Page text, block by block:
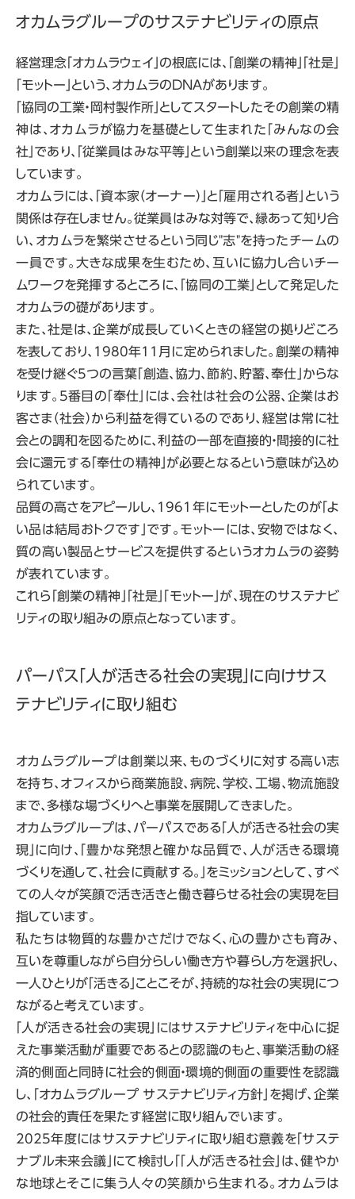
オカムラグループのサステナビリティの原点
経営理念「オカムラウェイ」の根底には、「創業の精神」「社是」
「モットー」という、オカムラのDNAがあります。
「協同の工業・岡村製作所」としてスタートしたその創業の精
神は、オカムラが協力を基礎として生まれた「みんなの会
社」であり、「従業員はみな平等」という創業以来の理念を表
しています。
オカムラには、「資本家（オーナー）」と「雇用される者」という
関係は存在しません。従業員はみな対等で、縁あって知り合
い、オカムラを繁栄させるという同じ"志"を持ったチームの
一員です。大きな成果を生むため、互いに協力し合いチー
ムワークを発揮するところに、「協同の工業」として発足した
オカムラの礎があります。
また、社是は、企業が成長していくときの経営の拠りどころ
を表しており、1980年11月に定められました。創業の精神
を受け継ぐ5つの言葉「創造、協力、節約、貯蓄、奉仕」からな
ります。5番目の「奉仕」には、会社は社会の公器、企業はお
客さま（社会）から利益を得ているのであり、経営は常に社
会との調和を図るために、利益の一部を直接的・間接的に社
会に還元する「奉仕の精神」が必要となるという意味が込め
られています。
品質の高さをアピールし、1961年にモットーとしたのが「よ
い品は結局おトクです」です。モットーには、安物ではなく、
質の高い製品とサービスを提供するというオカムラの姿勢
が表れています。
これら「創業の精神」「社是」「モットー」が、現在のサステナビ
リティの取り組みの原点となっています。
パーパス「人が活きる社会の実現」に向けサス
テナビリティに取り組む
オカムラグループは創業以来、ものづくりに対する高い志
を持ち、オフィスから商業施設、病院、学校、工場、物流施設
まで、多様な場づくりへと事業を展開してきました。
オカムラグループは、パーパスである「人が活きる社会の実
現」に向け、「豊かな発想と確かな品質で、人が活きる環境
づくりを通して、社会に貢献する。」をミッションとして、すべ
ての人々が笑顔で活き活きと働き暮らせる社会の実現を目
指しています。
私たちは物質的な豊かさだけでなく、心の豊かさも育み、
互いを尊重しながら自分らしい働き方や暮らし方を選択し、
一人ひとりが「活きる」ことこそが、持続的な社会の実現につ
ながると考えています。
「人が活きる社会の実現」にはサステナビリティを中心に捉
えた事業活動が重要であるとの認識のもと、事業活動の経
済的側面と同時に社会的側面・環境的側面の重要性を認識
し、「オカムラグループ サステナビリティ方針」を掲げ、企業
の社会的責任を果たす経営に取り組んでいます。
2025年度にはサステナビリティに取り組む意義を「サステ
ナブル未来会議」にて検討し「「人が活きる社会」は、健やか
な地球とそこに集う人々の笑顔から生まれる。オカムラは